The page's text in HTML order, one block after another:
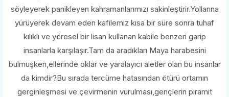
söyleyerek panikleyen kahramanlarımızı sakinleştirir.Yollarına
yürüyerek devam eden kafilemiz kısa bir süre sonra tuhaf
kılıklı ve yöresel bir lisan kullanan kabile benzeri garip
insanlarla karşılaşır.Tam da aradıkları Maya harabesini
bulmuşken,ellerinde oklar ve yaralayıcı aletler olan bu insanlar
da kimdir?Bu sırada tercüme hatasından ötürü ortamın
gerginleşmesi ve çevirmenin vurulması,gençlerin piramit